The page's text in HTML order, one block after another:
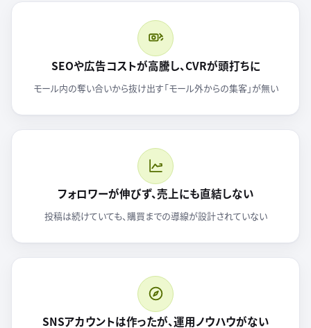
SEOや広告コストが高騰し、CVRが頭打ちに
モール内の奪い合いから抜け出す「モール外からの集客」が無い
フォロワーが伸びず、売上にも直結しない
投稿は続けていても、購買までの導線が設計されていない
SNSアカウントは作ったが、運用ノウハウがない